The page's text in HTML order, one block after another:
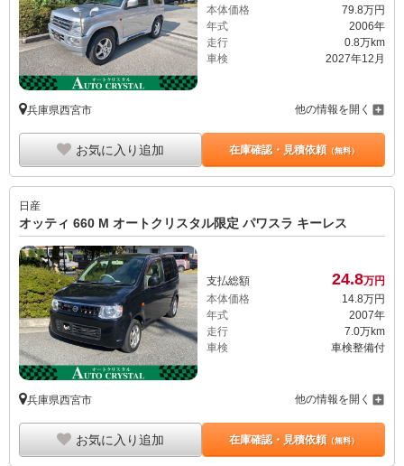
本体価格 79. 8万円
年式
2006年
走行
0.8万km
車検
2027年12月
兵庫県西宮市 他の情報を開く
お気に入り追加 在庫確認・見積依頼（無料）
日産
オッティ 660 M オートクリスタル限定 パワスラ キーレス
支払総額 24.8万円
本体価格
14.8万円
年式
2007年
走行
7.0万km
車検
車検整備付
兵庫県西宮市 他の情報を開く
お気に入り追加 在庫確認・見積依頼（無料）